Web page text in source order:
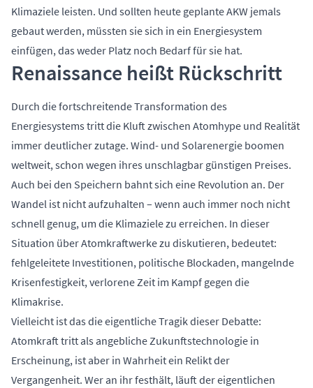
Klimaziele leisten. Und sollten heute geplante AKW jemals
gebaut werden, müssten sie sich in ein Energiesystem
einfügen, das weder Platz noch Bedarf für sie hat.
Renaissance heißt Rückschritt
Durch die fortschreitende Transformation des
Energiesystems tritt die Kluft zwischen Atomhype und Realität
immer deutlicher zutage. Wind- und Solarenergie boomen
weltweit, schon wegen ihres unschlagbar günstigen Preises.
Auch bei den Speichern bahnt sich eine Revolution an. Der
Wandel ist nicht aufzuhalten – wenn auch immer noch nicht
schnell genug, um die Klimaziele zu erreichen. In dieser
Situation über Atomkraftwerke zu diskutieren, bedeutet:
fehlgeleitete Investitionen, politische Blockaden, mangelnde
Krisenfestigkeit, verlorene Zeit im Kampf gegen die
Klimakrise.
Vielleicht ist das die eigentliche Tragik dieser Debatte:
Atomkraft tritt als angebliche Zukunftstechnologie in
Erscheinung, ist aber in Wahrheit ein Relikt der
Vergangenheit. Wer an ihr festhält, läuft der eigentlichen